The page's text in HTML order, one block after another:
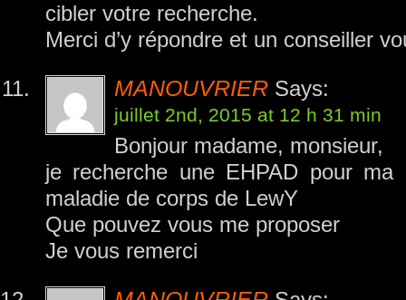
cibler votre recherche.
Merci d’y répondre et un conseiller
MANOUVRIER Says:
juillet 2nd, 2015 at 12 h 31 min
Bonjour madame, monsieur,
je recherche une EHPAD pour
maladie de corps de LewY
Que pouvez vous me proposer
Je vous remerci